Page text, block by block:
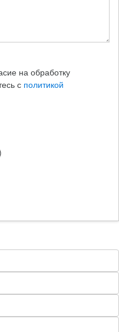
на обработку
с политикой